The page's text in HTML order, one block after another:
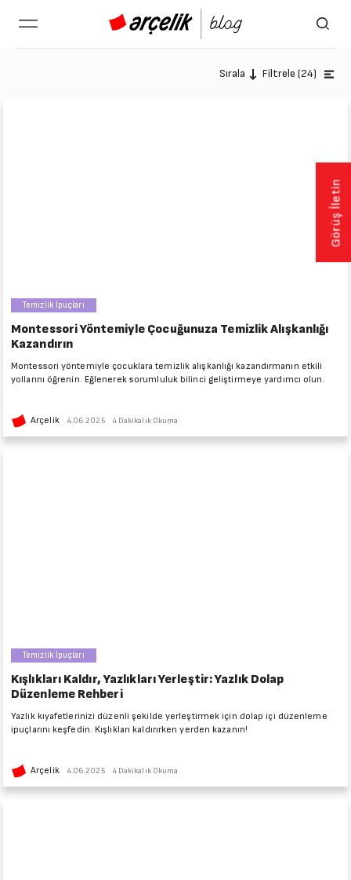
Sırala Filtrele (24)
Temizlik İpuçları
Montessori Yöntemiyle Çocuğunuza Temizlik Alışkanlığı
Kazandırın
Montessori yöntemiyle çocuklara temizlik alışkanlığı kazandırmanın etkili
yollarını öğrenin. Eğlenerek sorumluluk bilinci geliştirmeye yardımcı olun.
Arçelik 4.06.2025 4 Dakikalık Okuma
Temizlik İpuçları
Kışlıkları Kaldır, Yazlıkları Yerleştir: Yazlık Dolap
Düzenleme Rehberi
Yazlık kıyafetlerinizi düzenli şekilde yerleştirmek için dolap içi düzenleme
ipuçlarını keşfedin. Kışlıkları kaldırırken yerden kazanın!
Arçelik 4.06.2025 4 Dakikalık Okuma
Görüş İletin